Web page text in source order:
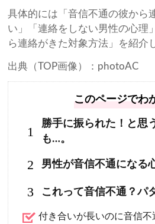
具体的には「音信不通の彼から
い」「連絡をしない男性の心理
ら連絡がきた対象方法」を紹介
出典（TOP画像）：photoAC
このページでわ
1
勝手に振られた！と思
も…。
2 男性が音信不通になる
3 これって音信不通？パ
付き合いが長いのに音信不